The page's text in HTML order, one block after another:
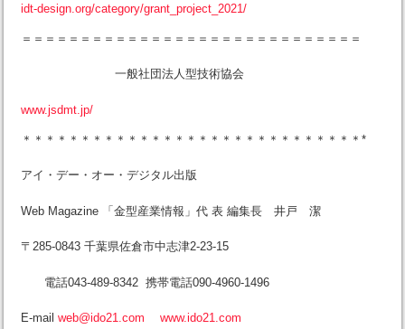
idt-design.org/category/grant_project_2021/
＝＝＝＝＝＝＝＝＝＝＝＝＝＝＝＝＝＝＝＝＝＝＝＝＝＝＝＝＝
一般社団法人型技術協会
www.jsdmt.jp/
＊＊＊＊＊＊＊＊＊＊＊＊＊＊＊＊＊＊＊＊＊＊＊＊＊＊＊＊＊*
アイ・デー・オー・デジタル出版
Web Magazine 「金型産業情報」代 表 編集長 井戸 潔
〒285-0843 千葉県佐倉市中志津2-23-15
電話043-489-8342 携帯電話090-4960-1496
E-mail web@ido21.com www.ido21.com